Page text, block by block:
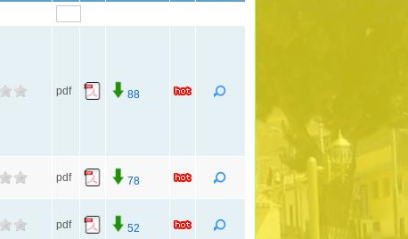
pdf 88
pdf 78
pdf 52